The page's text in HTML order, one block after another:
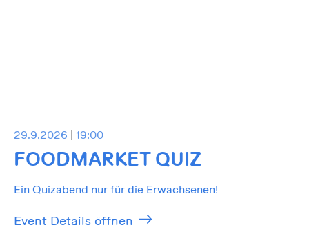
29.9.2026 19:00
FOODMARKET QUIZ
Ein Quizabend nur für die Erwachsenen!
Event Details öffnen